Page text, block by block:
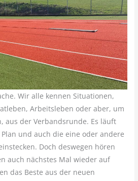
Wir alle kennen Situationen,
Arbeitsleben oder aber, um
aus der Verbandsrunde. Es läuft
und auch die eine oder andere
Doch deswegen hören
auch nächstes Mal wieder auf
das Beste aus der neuen